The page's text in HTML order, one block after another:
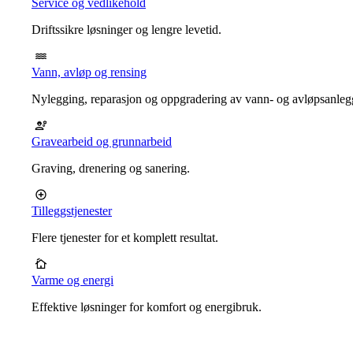
Driftssikre løsninger og lengre levetid.
Vann, avløp og rensing
Nylegging, reparasjon og oppgradering av vann- og
Gravearbeid og grunnarbeid
Graving, drenering og sanering.
Tilleggstjenester
Flere tjenester for et komplett resultat.
Varme og energi
Effektive løsninger for komfort og energibruk.